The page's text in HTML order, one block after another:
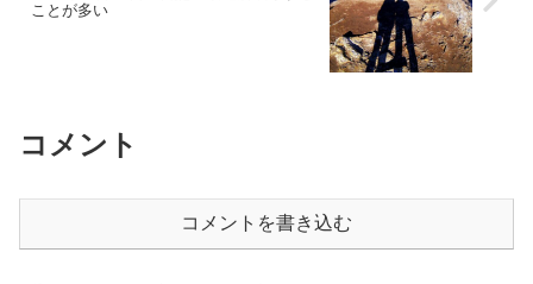
ことが多い
コメント
コメントを書き込む